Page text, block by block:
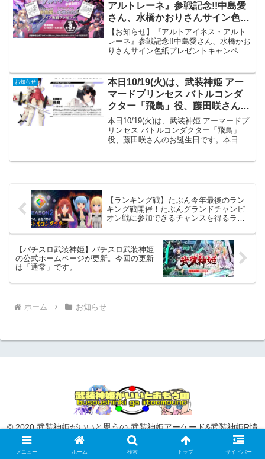
アルトレーネ』参戦記念!!中島愛
さん、水橋かおりさんサイン色紙
プレゼントキャンペーン
【お知らせ】『アルトアイネス・アルト
レーネ』参戦記念!!中島愛さん、水橋かお
りさんサイン色紙プレゼントキャンペー
島愛さん、水橋かおりさんの直筆サイン
色紙が抽選で3名様に...
お知らせ
本日10/19(火)は、武装神姫 アー
マードプリンセス バトルコンダ
クター「飛鳥」役、藤田咲さんの
お誕生日です。
本日10/19(火)は、武装神姫 アーマードプ
リンセス バトルコンダクター「飛鳥」
役、藤田咲さんのお誕生日です。本日
【ランキング戦】たぶん今年最後のラン
キング戦開催！たぶんグランドチャンピ
オン戦に参加できるチャンスを得るラス
【パチスロ武装神姫】パチスロ武装神姫
の公式ホームページが更新。今回の更新
は「通常」です。
ホーム お知らせ
© 2020 武装神姫がいいと思うの-武装神姫アーケード&武装神姫R情
報攻略まとめサイト-.
メニュー ホーム 検索 トップ サイドバー